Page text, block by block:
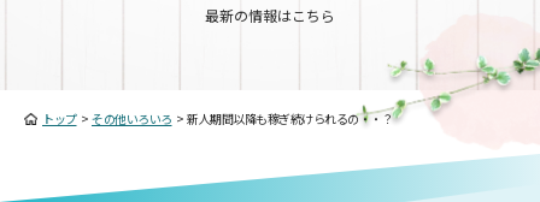
最新の情報はこちら
トップ> その他いろいろ > 新人期間以降も稼ぎ続けられるの・・？